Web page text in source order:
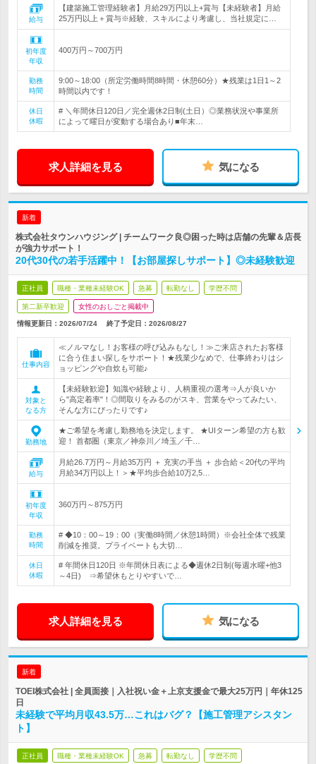
給与
【建築施工管理経験者】月給29万円以上+賞与【未経験者】月給
25万円以上＋賞与※経験、スキルにより考慮し、当社規定に…
初年度
年収
400万円～700万円
勤務
時間
9:00～18:00（所定労働時間8時間・休憩60分）★残業は1日1～2
時間以内です！
休日
休暇
# ＼年間休日120日／完全週休2日制(土日）◎業務状況や事業所
によって曜日が変動する場合あり■年末…
求人詳細を見る 気になる
新着
株式会社タウンハウジング | チームワーク良◎困った時は店舗の先輩＆店長
が強力サポート！
20代30代の若手活躍中！【お部屋探しサポート】◎未経験歓迎
正社員 職種・業種未経験OK 急募 転勤なし 学歴不問
第二新卒歓迎 女性のおしごと掲載中
情報更新日：2026/07/24 終了予定日： 2026/08/27
仕事内容
≪ノルマなし！お客様の呼び込みもなし！≫ご来店されたお客様
に合う住まい探しをサポート！★残業少なめで、仕事終わりはシ
ョッピングや自炊も可能♪
対象と
なる方
【未経験歓迎】知識や経験より、人柄重視の選考⇒人が良いか
ら"高定着率"！◎間取りをみるのがスキ、営業をやってみたい、
そんな方にぴったりです♪
勤務地
★ご希望を考慮し勤務地を決定します。 ★UIターン希望の方も歓
迎！ 首都圏（東京／神奈川／埼玉／千…
給与
月給26.7万円～月給35万円 ＋ 充実の手当 ＋ 歩合給＜20代の平均
月給34万円以上！＞★平均歩合給10万2,5…
初年度
年収
360万円～875万円
勤務
時間
# ◆10：00～19：00（実働8時間／休憩1時間）※会社全体で残業
削減を推奨。プライベートも大切…
休日
休暇
# 年間休日120日 ※年間休日表による◆週休2日制(毎週水曜+他3
～4日) ⇒希望休もとりやすいで…
求人詳細を見る 気になる
新着
TOEI株式会社 | 全員面接｜入社祝い金＋上京支援金で最大25万円｜年休125
日
未経験で平均月収43.5万…これはバグ？【施工管理アシスタン
ト】
正社員 職種・業種未経験OK 急募 転勤なし 学歴不問